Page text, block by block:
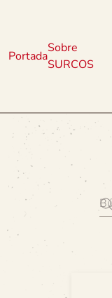
Portada
Sobre
SURCOS